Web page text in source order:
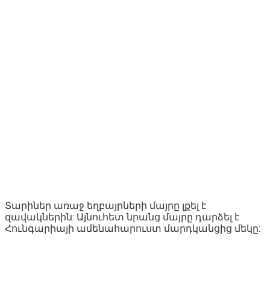
Տարիներ առաջ եղբայրների մայրը լքել է
զավակներին: Այնուհետ նրանց մայրը դարձել է
Հունգարիայի ամենահարուստ մարդկանցից մեկը: